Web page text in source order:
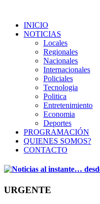
INICIO
NOTICIAS
Locales
Regionales
Nacionales
Internacionales
Policiales
Tecnologia
Politica
Entretenimiento
Economia
Deportes
PROGRAMACIÓN
QUIENES SOMOS?
CONTACTO
URGENTE